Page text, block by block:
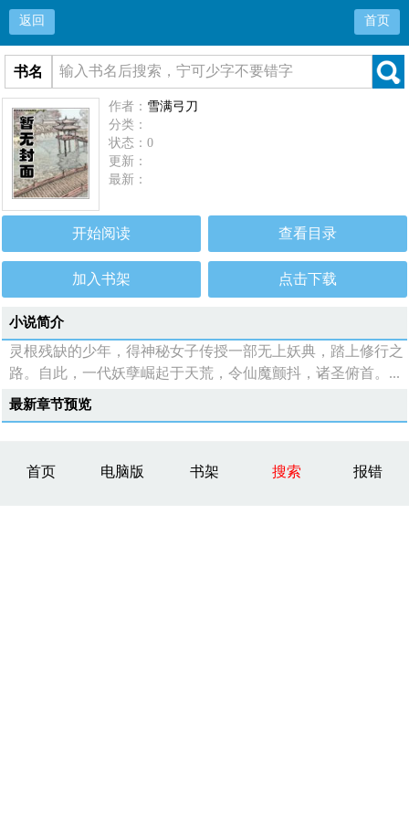
返回 首页
书名
作者： 雪满弓刀
分类：
状态：0
更新：
最新：
开始阅读 查看目录
加入书架 点击下载
小说简介
灵根残缺的少年，得神秘女子传授一部无上妖典，踏上修行之
路。自此，一代妖孽崛起于天荒，令仙魔颤抖，诸圣俯首。...
最新章节预览
首页 电脑版 书架 搜索 报错